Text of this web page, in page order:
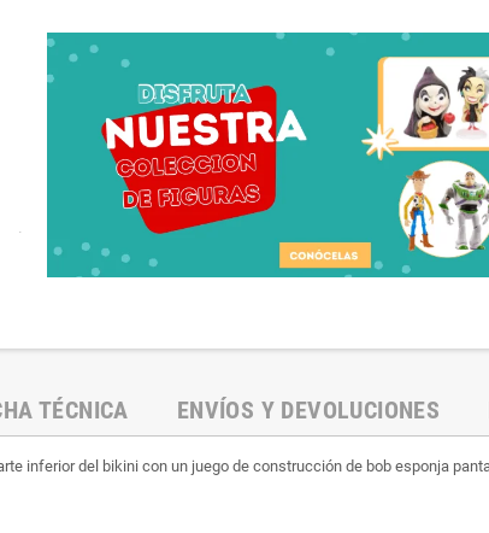
.
TÉCNICA ENVÍOS Y DEVOLUCIONES
inferior del bikini con un juego de construcción de bob esponja